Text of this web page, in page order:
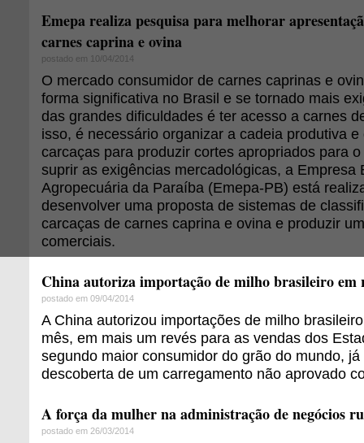
Emepa realiza pesquisa para melhorar
carnes caprina e ovina
postado em 10/04/2014
O mercado consumidor de carnes caprinas e
forma significativa no Brasil e se tornado mais
das grandes dificuldades é ter acesso a carnes
isso, é necessário organizar a cadeia produtiva
carcaças para produzir cortes apropriados para
suprir as exigências mercadológicas, a Empresa
Agropecuária da Paraíba (Emepa-PB) está
desenvolver uma proposta de sistemas de
carcaças de carnes caprina e ovina e produzir
comerciais.
China autoriza importação de milho brasileiro em
postado em 09/04/2014
A China autorizou importações de milho
mês, em mais um revés para as vendas dos
segundo maior consumidor do grão do mundo,
descoberta de um carregamento não aprovado
A força da mulher na administração de negócios
postado em 26/03/2014